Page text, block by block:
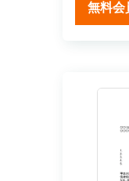
無料会